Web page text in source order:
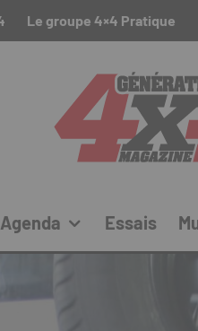
Le groupe 4×4 Pratique
Agenda Essais